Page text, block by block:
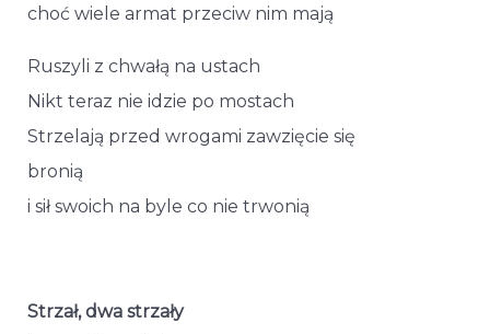
choć wiele armat przeciw nim mają
Ruszyli z chwałą na ustach
Nikt teraz nie idzie po mostach
Strzelają przed wrogami zawzięcie się
bronią
i sił swoich na byle co nie trwonią
Strzał, dwa strzały